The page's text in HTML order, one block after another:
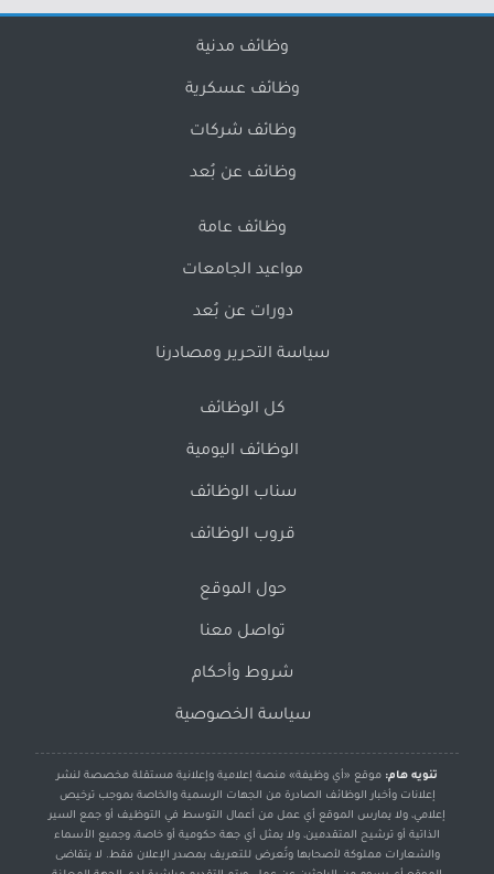
وظائف مدنية
وظائف عسكرية
وظائف شركات
وظائف عن بُعد
وظائف عامة
مواعيد الجامعات
دورات عن بُعد
سياسة التحرير ومصادرنا
كل الوظائف
الوظائف اليومية
سناب الوظائف
قروب الوظائف
حول الموقع
تواصل معنا
شروط وأحكام
سياسة الخصوصية
تنويه هام: موقع «أي وظيفة» منصة إعلامية وإعلانية مستقلة مخصصة لنشر
إعلانات وأخبار الوظائف الصادرة من الجهات الرسمية والخاصة بموجب ترخيص
إعلامي، ولا يمارس الموقع أي عمل من أعمال التوسط في التوظيف أو جمع السير
الذاتية أو ترشيح المتقدمين، ولا يمثل أي جهة حكومية أو خاصة، وجميع الأسماء
والشعارات مملوكة لأصحابها وتُعرض للتعريف بمصدر الإعلان فقط. لا يتقاضى